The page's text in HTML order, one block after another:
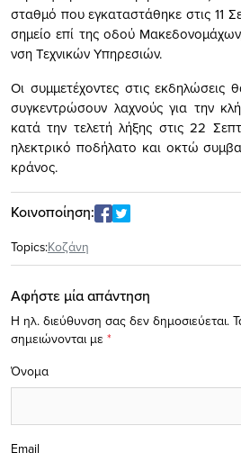
σταθμό που εγκαταστάθηκε στις 11
σημείο επί της οδού
νση Τεχνικών Υπηρεσιών.
Οι συμμετέχοντες στις εκδηλώσεις
συγκεντρώσουν λαχνούς για την
κατά την τελετή λήξης στις 22
ηλεκτρικό ποδήλατο και οκτώ
κράνος.
Κοινοποίηση:
Topics:Κοζάνη
Αφήστε μία απάντηση
Η ηλ. διεύθυνση σας δεν δημοσιεύεται.
σημειώνονται με *
Όνομα
Email